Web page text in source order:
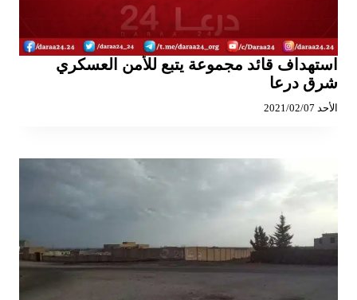
استهداف قائد مجموعة يتبع للأمن العسكري
شرق درعا
الأحد 2021/02/07